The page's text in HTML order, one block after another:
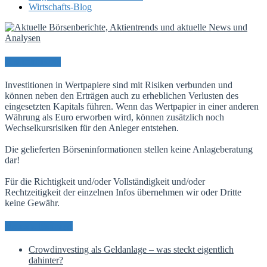
Wirtschafts-Blog
Investitionen in Wertpapiere sind mit Risiken verbunden und
können neben den Erträgen auch zu erheblichen Verlusten des
eingesetzten Kapitals führen. Wenn das Wertpapier in einer anderen
Währung als Euro erworben wird, können zusätzlich noch
Wechselkursrisiken für den Anleger entstehen.
Die gelieferten Börseninformationen stellen keine Anlageberatung
dar!
Für die Richtigkeit und/oder Vollständigkeit und/oder
Rechtzeitigkeit der einzelnen Infos übernehmen wir oder Dritte
keine Gewähr.
Crowdinvesting als Geldanlage – was steckt eigentlich
dahinter?